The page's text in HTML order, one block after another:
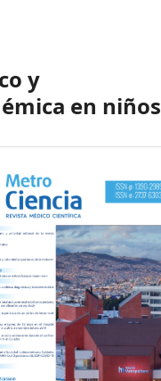
y
en niños